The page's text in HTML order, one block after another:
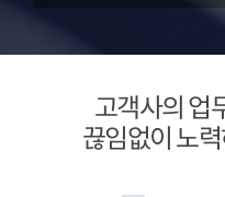
고객사의 업
끊임없이 노